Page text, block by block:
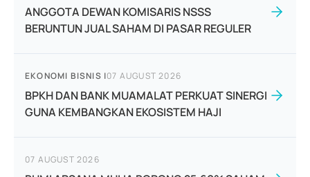
ANGGOTA DEWAN KOMISARIS NSSS
BERUNTUN JUAL SAHAM DI PASAR REGULER
EKONOMI BISNIS |07 AUGUST 2026
BPKH DAN BANK MUAMALAT PERKUAT SINERGI
GUNA KEMBANGKAN EKOSISTEM HAJI
07 AUGUST 2026